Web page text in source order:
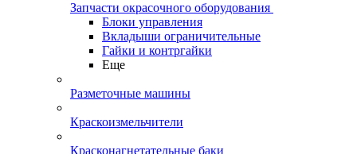
Запчасти окрасочного оборудования
Блоки управления
Вкладыши ограничительные
Гайки и контргайки
Еще
Разметочные машины
Краскоизмельчители
Красконагнетательные баки